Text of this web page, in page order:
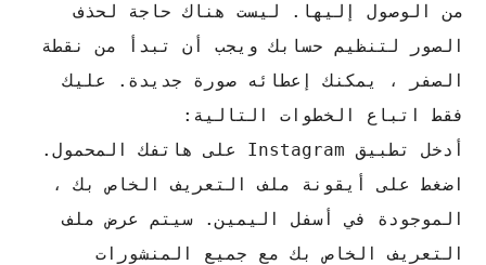
من الوصول إليها. ليست هناك حاجة لحذف
الصور لتنظيم حسابك ويجب أن تبدأ من نقطة
الصفر ، يمكنك إعطائه صورة جديدة. عليك
فقط اتباع الخطوات التالية:
أدخل تطبيق Instagram على هاتفك المحمول.
اضغط على أيقونة ملف التعريف الخاص بك ،
الموجودة في أسفل اليمين. سيتم عرض ملف
التعريف الخاص بك مع جميع المنشورات